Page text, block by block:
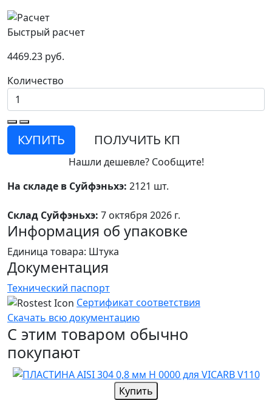
Быстрый расчет
4469.23 руб.
Количество
КУПИТЬ ПОЛУЧИТЬ КП
Нашли дешевле? Сообщите!
На складе в Суйфэньхэ: 2121 шт.
Склад Суйфэньхэ: 7 октября 2026 г.
Информация об упаковке
Единица товара: Штука
Документация
Технический паспорт
Сертификат соответствия
Скачать всю документацию
С этим товаром обычно
покупают
Купить